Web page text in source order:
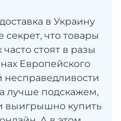
в Украину
секрет, что товары
стоят в разы
Европейского
несправедливости
лучше подскажем,
выигрышно купить